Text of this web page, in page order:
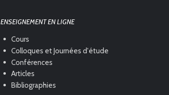
ENSEIGNEMENT EN LIGNE
Cours
Colloques et Journées d'étude
Conférences
Articles
Bibliographies